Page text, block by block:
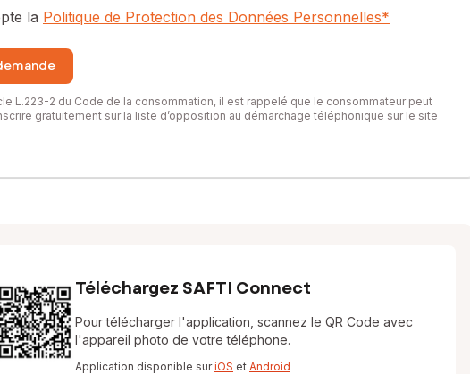
la Politique de Protection des Données Personnelles*
L.223-2 du Code de la consommation, il est rappelé que le consommateur peut
gratuitement sur la liste d’opposition au démarchage téléphonique sur le site
Téléchargez SAFTI Connect
Pour télécharger l'application, scannez le QR Code avec
l'appareil photo de votre téléphone.
Application disponible suriOS et Android